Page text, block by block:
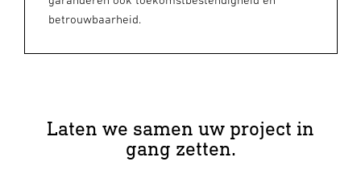
betrouwbaarheid.
Laten we samen uw project in
gang zetten.